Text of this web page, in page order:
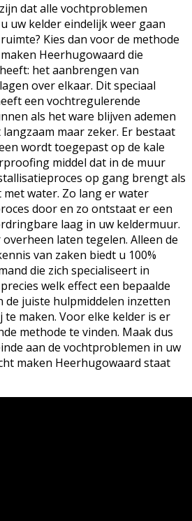
dat alle vochtproblemen
uw kelder eindelijk weer gaan
Kies dan voor de methode
Heerhugowaard die
het aanbrengen van
over elkaar. Dit speciaal
een vochtregulerende
als het ware blijven ademen
maar zeker. Er bestaat
wordt toegepast op de kale
middel dat in de muur
op gang brengt als
water. Zo lang er water
door en zo ontstaat er een
laag in uw keldermuur.
laten tegelen. Alleen de
van zaken biedt u 100%
die zich specialiseert in
welk effect een bepaalde
de juiste hulpmiddelen inzetten
maken. Voor elke kelder is er
methode te vinden. Maak dus
aan de vochtproblemen in uw
maken Heerhugowaard staat